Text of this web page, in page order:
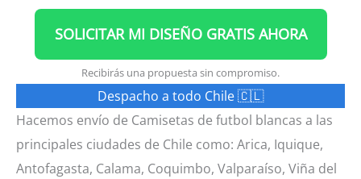
SOLICITAR MI DISEÑO GRATIS AHORA
Recibirás una propuesta sin compromiso.
Despacho a todo Chile 🇨🇱
Hacemos envío de Camisetas de futbol blancas a las
principales ciudades de Chile como: Arica, Iquique,
Antofagasta, Calama, Coquimbo, Valparaíso, Viña del